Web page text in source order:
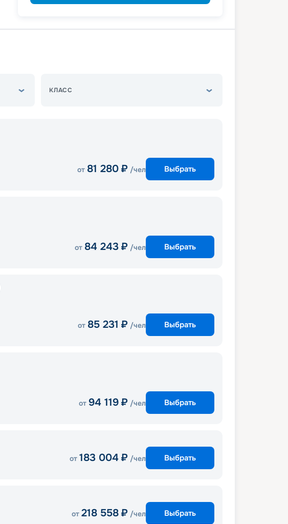
КЛАСС
от 81 280 ₽ /чел Выбрать
от 84 243 ₽ /чел Выбрать
от 85 231 ₽ /чел Выбрать
от 94 119 ₽ /чел Выбрать
от 183 004 ₽ /чел Выбрать
от 218 558 ₽ /чел Выбрать